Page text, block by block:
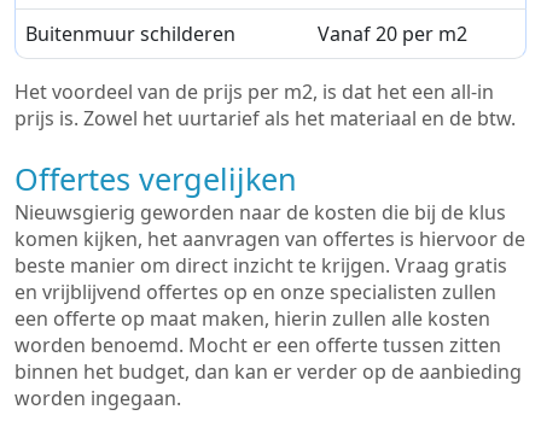
Buitenmuur schilderen
Vanaf 20 per m2
Het voordeel van de prijs per m2, is dat het een all-in
prijs is. Zowel het uurtarief als het materiaal en de btw.
Offertes vergelijken
Nieuwsgierig geworden naar de kosten die bij de klus
komen kijken, het aanvragen van offertes is hiervoor de
beste manier om direct inzicht te krijgen. Vraag gratis
en vrijblijvend offertes op en onze specialisten zullen
een offerte op maat maken, hierin zullen alle kosten
worden benoemd. Mocht er een offerte tussen zitten
binnen het budget, dan kan er verder op de aanbieding
worden ingegaan.